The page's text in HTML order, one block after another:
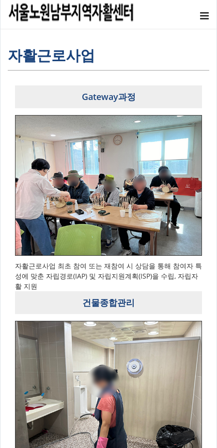
자활근로사업
Gateway과정
자활근로사업 최초 참여 또는 재참여 시 상담을 통해 참여자 특
성에 맞춘 자립경로(IAP) 및 자립지원계획(ISP)을 수립, 자립자
활 지원
건물종합관리